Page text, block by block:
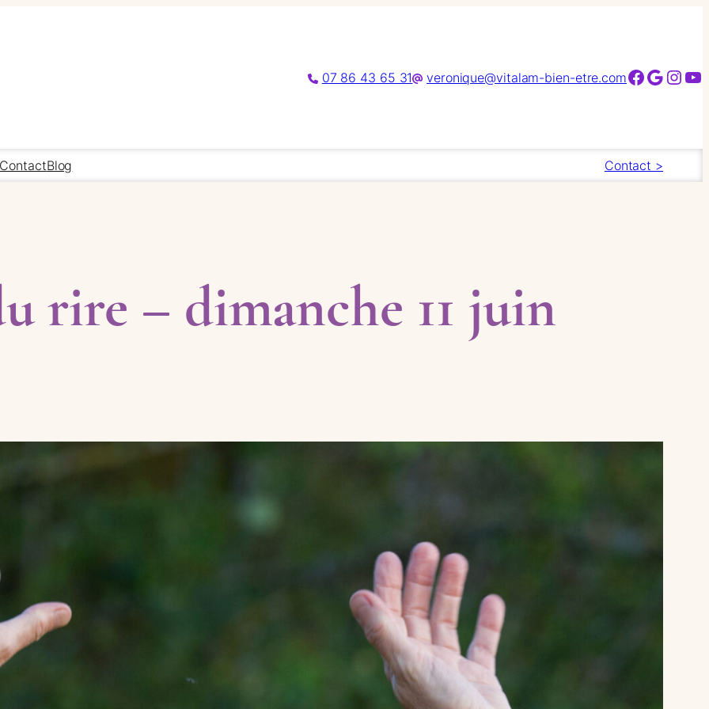
07 86 43 65 31 veronique@vitalam-bien-etre.comFacebook Google Instagram YouTube
ContactBlog Contact >
rire – dimanche 11 juin